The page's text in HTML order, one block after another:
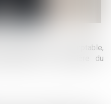
et comptable,
et financière du